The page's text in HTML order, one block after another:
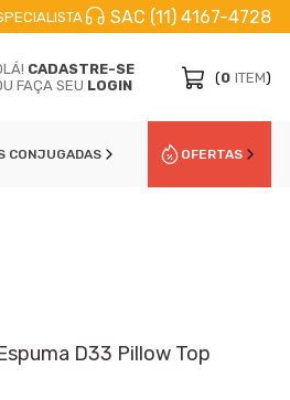
ATÉ 10X NO CARTÃO DE CŔEDITO
SAC (11) 4167-4728
CADASTRE-SE
FAÇA SEU LOGIN (0 ITEM)
CONJUGADAS OFERTAS
D33 Pillow Top